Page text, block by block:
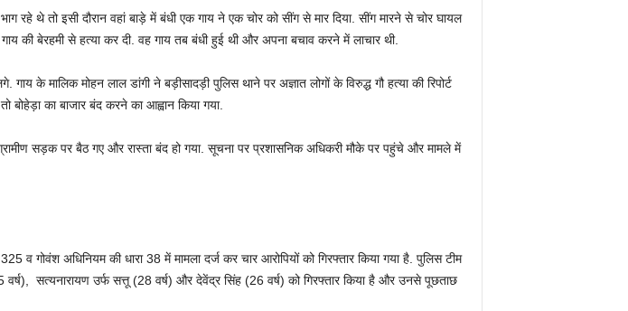
रहे थे तो इसी दौरान वहां बाड़े में बंधी एक गाय ने एक चोर को सींग से मार दिया. सींग मारने से चोर घायल
की बेरहमी से हत्या कर दी. वह गाय तब बंधी हुई थी और अपना बचाव करने में लाचार थी.
के मालिक मोहन लाल डांगी ने बड़ीसादड़ी पुलिस थाने पर अज्ञात लोगों के विरुद्ध गौ हत्या की रिपोर्ट
बोहेड़ा का बाजार बंद करने का आह्वान किया गया.
सड़क पर बैठ गए और रास्ता बंद हो गया. सूचना पर प्रशासनिक अधिकरी मौके पर पहुंचे और मामले में
व गोवंश अधिनियम की धारा 38 में मामला दर्ज कर चार आरोपियों को गिरफ्तार किया गया है. पुलिस टीम
सत्यनारायण उर्फ सत्तू (28 वर्ष) और देवेंद्र सिंह (26 वर्ष) को गिरफ्तार किया है और उनसे पूछताछ